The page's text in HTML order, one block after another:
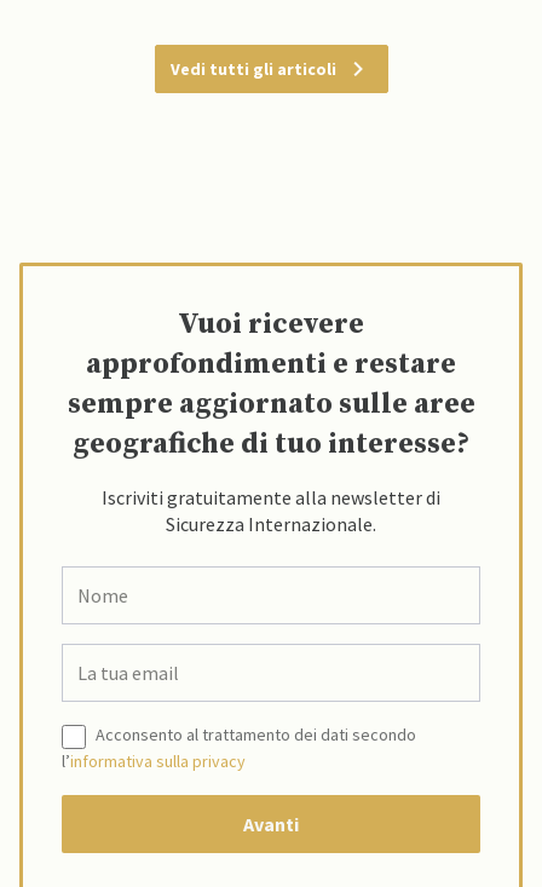
Vedi tutti gli articoli
Vuoi ricevere
approfondimenti e restare
sempre aggiornato sulle aree
geografiche di tuo interesse?
Iscriviti gratuitamente alla newsletter di
Sicurezza Internazionale.
Acconsento al trattamento dei dati secondo
l’informativa sulla privacy